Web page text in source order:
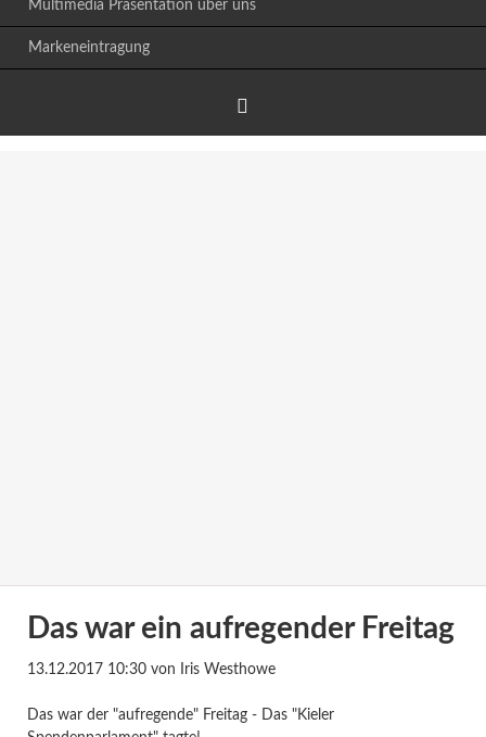
Multimedia Präsentation über uns
Markeneintragung
Das war ein aufregender Freitag
13.12.2017 10:30von Iris Westhowe
Das war der "aufregende" Freitag - Das "Kieler